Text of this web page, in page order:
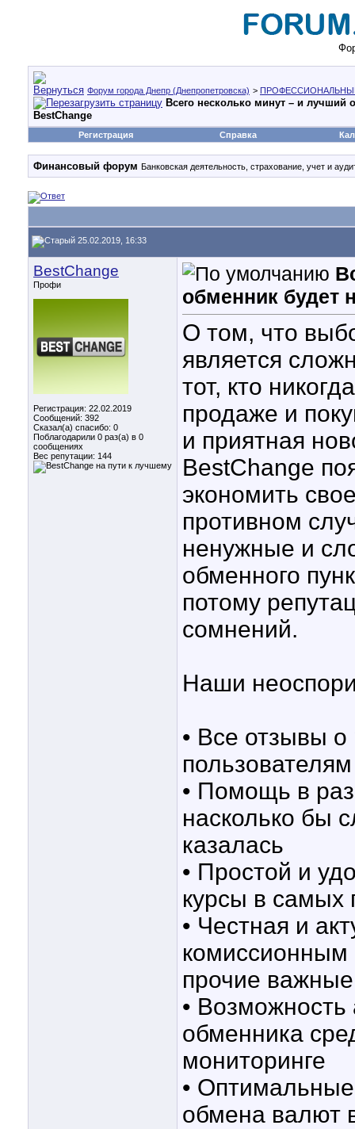
Форум города Днепр (Днепропетровска) >
Всего несколько минут – и лучший
BestChange
Регистрация Справка
Финансовый форум Банковская деятельность, страхование, учет и
25.02.2019, 16:33
BestChange
Профи
Регистрация: 22.02.2019
Сообщений: 392
Сказал(а) спасибо: 0
Поблагодарили 0 раз(а) в 0
сообщениях
Вес репутации: 144
обменник будет
О том, что
является
тот, кто
продаже и
и приятная
BestChange
экономить
противном
ненужные и
обменного
потому
сомнений.
Наши
• Все отзывы
• Помощь в
насколько бы
казалась
• Простой и
курсы в самых
• Честная и
комиссионным
прочие
• Возможность
обменника
мониторинге
•
обмена валют